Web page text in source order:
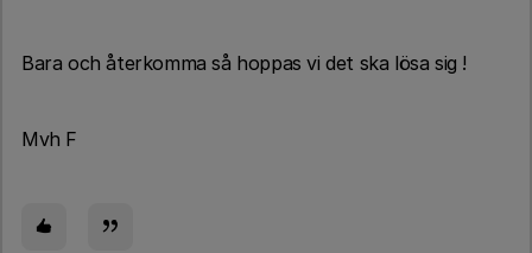
Bara och återkomma så hoppas vi det ska lösa sig !
Mvh F